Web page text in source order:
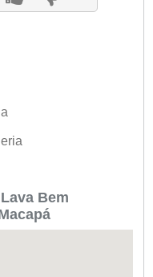
Bem